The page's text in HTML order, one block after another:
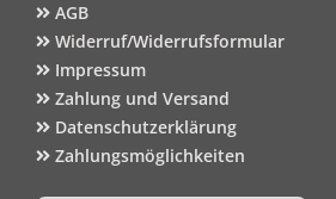
AGB
Widerruf/Widerrufsformular
Impressum
Zahlung und Versand
Datenschutzerklärung
Zahlungsmöglichkeiten